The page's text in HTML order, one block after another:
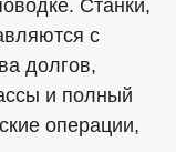
Станки,
с
долгов,
и полный
операции,